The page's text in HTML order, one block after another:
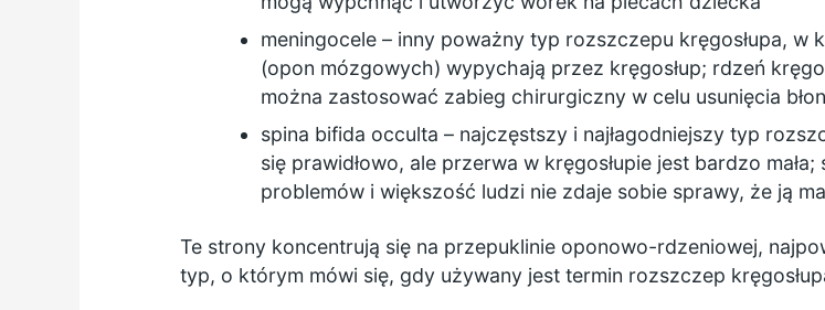
meningocele – inny poważny typ rozszczepu kręgosłupa, w
(opon mózgowych) wypychają przez kręgosłup; rdzeń
można zastosować zabieg chirurgiczny w celu usunięcia
spina bifida occulta – najczęstszy i najłagodniejszy typ
się prawidłowo, ale przerwa w kręgosłupie jest bardzo
problemów i większość ludzi nie zdaje sobie sprawy, że ją
Te strony koncentrują się na przepuklinie oponowo-rdzeniowej,
typ, o którym mówi się, gdy używany jest termin rozszczep